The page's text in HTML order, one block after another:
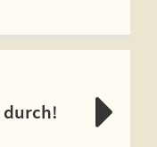
durch!